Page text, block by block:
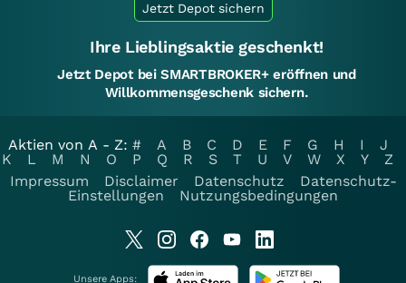
Jetzt Depot sichern
Ihre Lieblingsaktie geschenkt!
Jetzt Depot bei SMARTBROKER+ eröffnen und
Willkommensgeschenk sichern.
Aktien von A - Z: # A B C D E F G H I
J
K
L M N O P Q R S T U V W X Y
Z
Impressum
Disclaimer Datenschutz
Datenschutz-
Einstellungen
Nutzungsbedingungen
Unsere Apps: